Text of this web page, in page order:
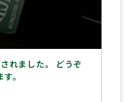
れました。 どうぞ
。